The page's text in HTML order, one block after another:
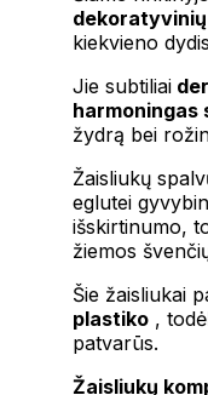
kiekvieno
Jie subtiliai
harmoningas
žydrą bei
Žaisliukų
eglutei
išskirtinumo,
žiemos
Šie žaisliukai
plastiko,
patvarūs.
Žaisliukų